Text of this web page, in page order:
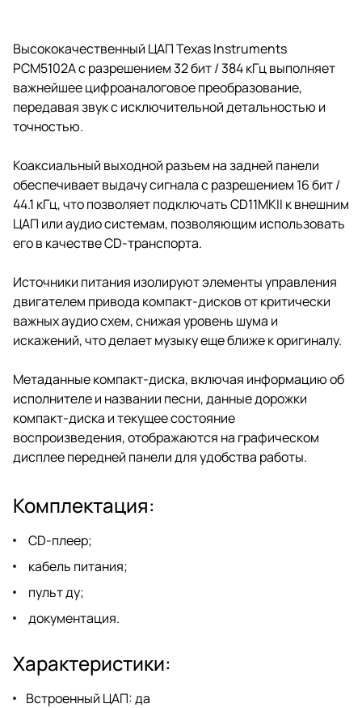
Высококачественный ЦАП Texas Instruments
PCM5102A с разрешением 32 бит / 384 кГц выполняет
важнейшее цифроаналоговое преобразование,
передавая звук с исключительной детальностью и
точностью.
Коаксиальный выходной разъем на задней панели
обеспечивает выдачу сигнала с разрешением 16 бит /
44.1 кГц, что позволяет подключать CD11MKII к внешним
ЦАП или аудио системам, позволяющим использовать
его в качестве CD-транспорта.
Источники питания изолируют элементы управления
двигателем привода компакт-дисков от критически
важных аудио схем, снижая уровень шума и
искажений, что делает музыку еще ближе к оригиналу.
Метаданные компакт-диска, включая информацию об
исполнителе и названии песни, данные дорожки
компакт-диска и текущее состояние
воспроизведения, отображаются на графическом
дисплее передней панели для удобства работы.
Комплектация:
CD-плеер;
кабель питания;
пульт ду;
документация.
Характеристики:
Встроенный ЦАП: да